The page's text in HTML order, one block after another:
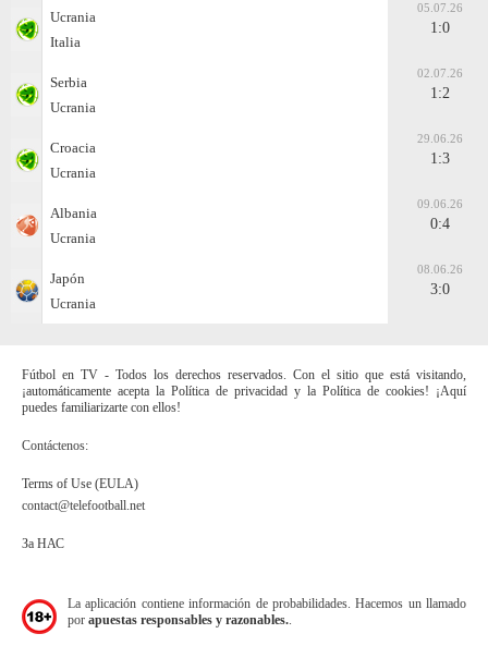
Ucrania
Italia
05.07.26
1:0
Serbia
Ucrania
02.07.26
1:2
Croacia
Ucrania
29.06.26
1:3
Albania
Ucrania
09.06.26
0:4
Japón
Ucrania
08.06.26
3:0
Fútbol en TV - Todos los derechos reservados. Con el sitio que está visitando,
¡automáticamente acepta la Política de privacidad y la Política de cookies! ¡Aquí
puedes familiarizarte con ellos!
Contáctenos:
Terms of Use (EULA)
contact@telefootball.net
За НАС
La aplicación contiene información de probabilidades. Hacemos un llamado
por apuestas responsables y razonables.